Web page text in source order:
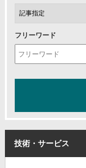
フリーワード
技術・サービス